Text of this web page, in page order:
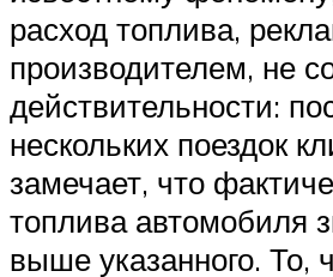
расход топлива,
производителем, не
действительности:
нескольких поездок
замечает, что
топлива автомобиля
выше указанного. То,